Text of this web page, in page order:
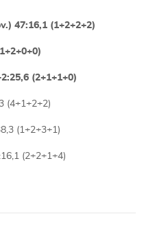
47:16,1 (1+2+2+2)
(2+1+1+0)
(4+1+2+2)
(1+2+3+1)
(2+2+1+4)